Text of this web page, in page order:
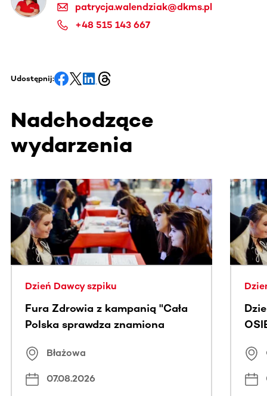
patrycja.walendziak@dkms.pl
+48 515 143 667
Udostępnij:
Nadchodzące
wydarzenia
Ta sekcja zawiera treści przewijane w poziomie. Użyj
Dzień Dawcy szpiku
Fura Zdrowia z kampanią "Cała
Polska sprawdza znamiona
Błażowa
07.08.2026